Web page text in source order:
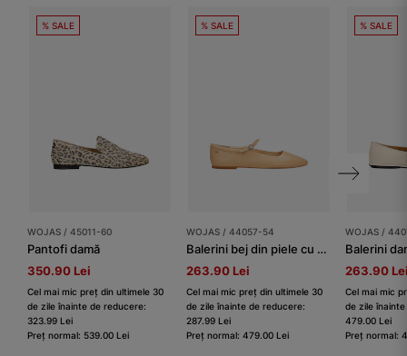
% SALE
WOJAS / 45011-60
Pantofi damă
350.90 Lei
Cel mai mic preț din ultimele 30
de zile înainte de reducere:
323.99 Lei
Preț normal: 539.00 Lei
% SALE
WOJAS / 44057-54
Balerini bej din piele cu curea pe picior
263.90 Lei
Cel mai mic preț din ultimele 30
de zile înainte de reducere:
287.99 Lei
Preț normal: 479.00 Lei
% SALE
WOJAS /
263.90
Cel mai mic
de zile
479.00 Lei
Preț normal: